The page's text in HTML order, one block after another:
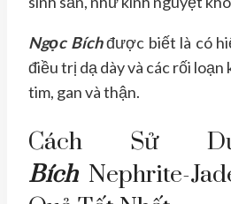
Ngọc Bíchđược biết là có
điều trị dạ dày và các rối
tim, gan và thận.
Cách Sử
BíchNephrite-